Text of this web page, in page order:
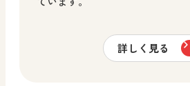
詳しく見る